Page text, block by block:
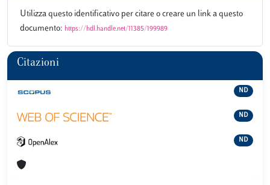
Utilizza questo identificativo per citare o creare un link a questo
documento: https://hdl.handle.net/11385/199989
Citazioni
ND
ND
ND